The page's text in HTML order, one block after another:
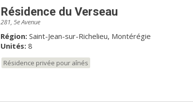
Résidence du Verseau
281, 5e Avenue
Région: Saint-Jean-sur-Richelieu, Montérégie
Unités:8
Résidence privée pour aînés